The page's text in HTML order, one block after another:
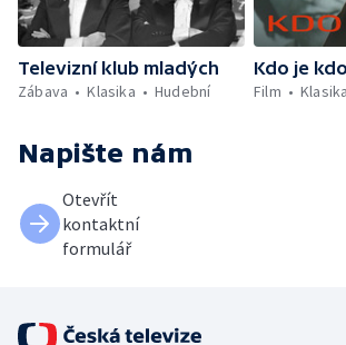
Televizní klub mladých
Zábava
Klasika Hudební
Kdo je kdo
Film
Klasika
Napište nám
Otevřít
kontaktní
formulář